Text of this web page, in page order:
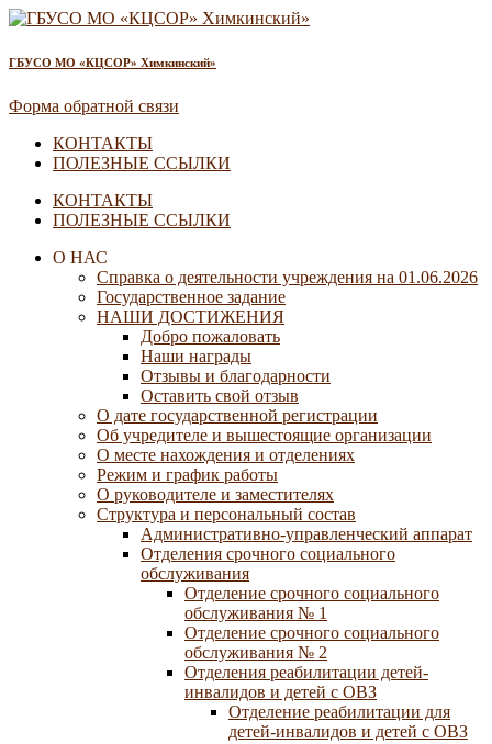
ГБУСО МО «КЦСОР» Химкинский»
Форма обратной связи
КОНТАКТЫ
ПОЛЕЗНЫЕ ССЫЛКИ
КОНТАКТЫ
ПОЛЕЗНЫЕ ССЫЛКИ
О НАС
Справка о деятельности учреждения на 01.06.2026
Государственное задание
НАШИ ДОСТИЖЕНИЯ
Добро пожаловать
Наши награды
Отзывы и благодарности
Оставить свой отзыв
О дате государственной регистрации
Об учредителе и вышестоящие организации
О месте нахождения и отделениях
Режим и график работы
О руководителе и заместителях
Структура и персональный состав
Административно-управленческий аппарат
Отделения срочного социального
обслуживания
Отделение срочного социального
обслуживания № 1
Отделение срочного социального
обслуживания № 2
Отделения реабилитации детей-
инвалидов и детей с ОВЗ
Отделение реабилитации для
детей-инвалидов и детей с ОВЗ